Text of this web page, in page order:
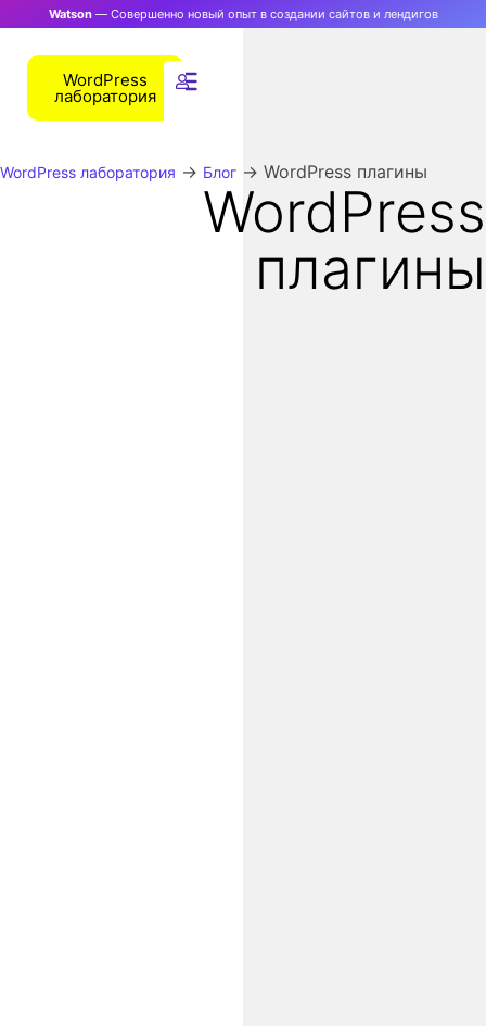
Watson— Совершенно новый опыт в создании сайтов и лендигов
WordPress
лаборатория
WordPress лаборатория → Блог → WordPress плагины
WordPress
плагины